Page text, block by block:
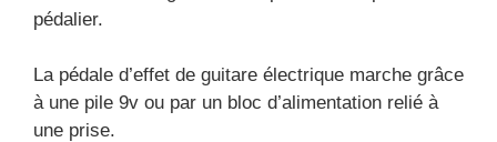
pédalier.
La pédale d’effet de guitare électrique marche grâce
à une pile 9v ou par un bloc d’alimentation relié à
une prise.